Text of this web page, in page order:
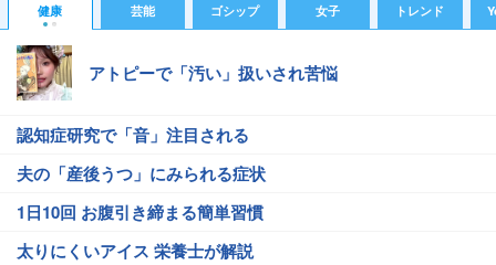
健康 芸能 ゴシップ 女子 トレンド
アトピーで「汚い」扱いされ苦悩
認知症研究で「音」注目される
夫の「産後うつ」にみられる症状
1日10回 お腹引き締まる簡単習慣
太りにくいアイス 栄養士が解説